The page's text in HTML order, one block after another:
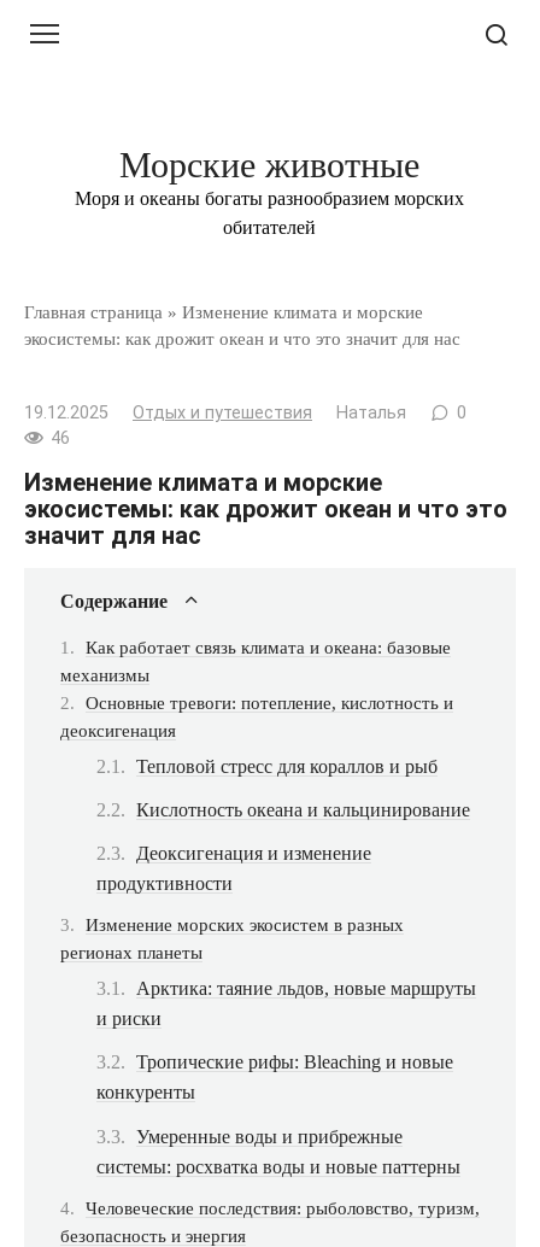
Морские животные
Моря и океаны богаты разнообразием морских
обитателей
Главная страница » Изменение климата и морские
экосистемы: как дрожит океан и что это значит для нас
19.12.2025 Отдых и путешествия Наталья
0
46
Изменение климата и морские
экосистемы: как дрожит океан и что это
значит для нас
Содержание
Как работает связь климата и океана: базовые
механизмы
Основные тревоги: потепление, кислотность и
деоксигенация
Тепловой стресс для кораллов и рыб
Кислотность океана и кальцинирование
Деоксигенация и изменение
продуктивности
Изменение морских экосистем в разных
регионах планеты
Арктика: таяние льдов, новые маршруты
и риски
Тропические рифы: Bleaching и новые
конкуренты
Умеренные воды и прибрежные
системы: pocхватка воды и новые паттерны
Человеческие последствия: рыболовство, туризм,
безопасность и энергия